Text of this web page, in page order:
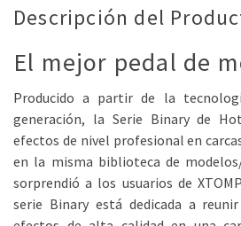
Descripción del
El mejor pedal de
Producido a partir de la
generación, la Serie Binary de
efectos de nivel profesional en
en la misma biblioteca de
sorprendió a los usuarios de
serie Binary está dedicada a